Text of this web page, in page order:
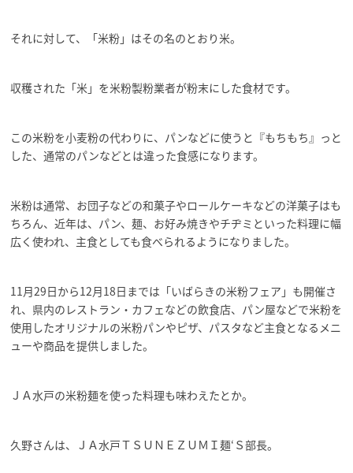
それに対して、「米粉」はその名のとおり米。
収穫された「米」を米粉製粉業者が粉末にした食材です。
この米粉を小麦粉の代わりに、パンなどに使うと『もちもち』っと
した、通常のパンなどとは違った食感になります。
米粉は通常、お団子などの和菓子やロールケーキなどの洋菓子はも
ちろん、近年は、パン、麺、お好み焼きやチヂミといった料理に幅
広く使われ、主食としても食べられるようになりました。
11月29日から12月18日までは「いばらきの米粉フェア」も開催さ
れ、県内のレストラン・カフェなどの飲食店、パン屋などで米粉を
使用したオリジナルの米粉パンやピザ、パスタなど主食となるメニ
ューや商品を提供しました。
ＪＡ水戸の米粉麺を使った料理も味わえたとか。
久野さんは、ＪＡ水戸ＴＳＵＮＥＺＵＭＩ麺‘Ｓ部長。